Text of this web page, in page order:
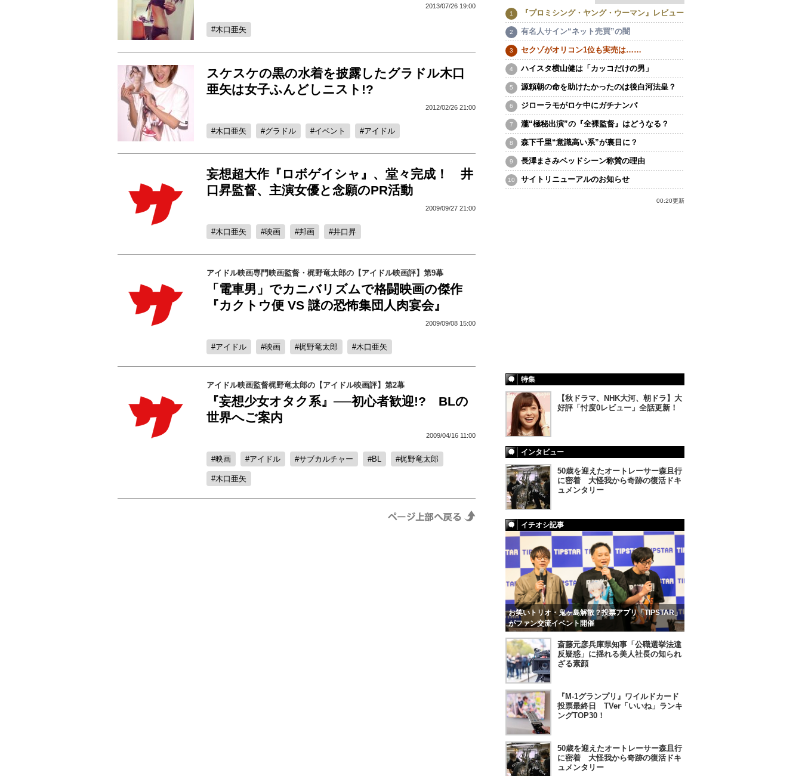
2013/07/26 19:00
木口亜矢
スケスケの黒の水着を披露したグラドル木口
亜矢は女子ふんどしニスト!?
2012/02/26 21:00
木口亜矢 グラドル イベント アイドル
妄想超大作『ロボゲイシャ』、堂々完成！ 井
口昇監督、主演女優と念願のPR活動
2009/09/27 21:00
木口亜矢 映画 邦画 井口昇
アイドル映画専門映画監督・梶野竜太郎の【アイドル映画評】第9幕
「電車男」でカニバリズムで格闘映画の傑作
『カクトウ便 VS 謎の恐怖集団人肉宴会』
2009/09/08 15:00
アイドル 映画 梶野竜太郎 木口亜矢
アイドル映画監督梶野竜太郎の【アイドル映画評】第2幕
『妄想少女オタク系』──初心者歓迎!? BLの
世界へご案内
2009/04/16 11:00
映画 アイドル サブカルチャー BL 梶野竜太郎
木口亜矢
『プロミシング・ヤング・ウーマン』レビュー
有名人サイン“ネット売買”の闇
セクゾがオリコン1位も実売は……
ハイスタ横山健は「カッコだけの男」
源頼朝の命を助けたかったのは後白河法皇？
ジローラモがロケ中にガチナンパ
瀧“極秘出演”の『全裸監督』はどうなる？
森下千里“意識高い系”が裏目に？
長澤まさみベッドシーン称賛の理由
サイトリニューアルのお知らせ
00:20更新
特集
【秋ドラマ、NHK大河、朝ドラ】大
好評「忖度0レビュー」全話更新！
インタビュー
50歳を迎えたオートレーサー森且行
に密着 大怪我から奇跡の復活ドキ
ュメンタリー
イチオシ記事
お笑いトリオ・鬼ヶ島解散？投票アプリ「TIPSTAR」
がファン交流イベント開催
斎藤元彦兵庫県知事「公職選挙法違
反疑惑」に揺れる美人社長の知られ
ざる素顔
『M-1グランプリ』ワイルドカード
投票最終日 TVer「いいね」ランキ
ングTOP30！
50歳を迎えたオートレーサー森且行
に密着 大怪我から奇跡の復活ドキ
ュメンタリー